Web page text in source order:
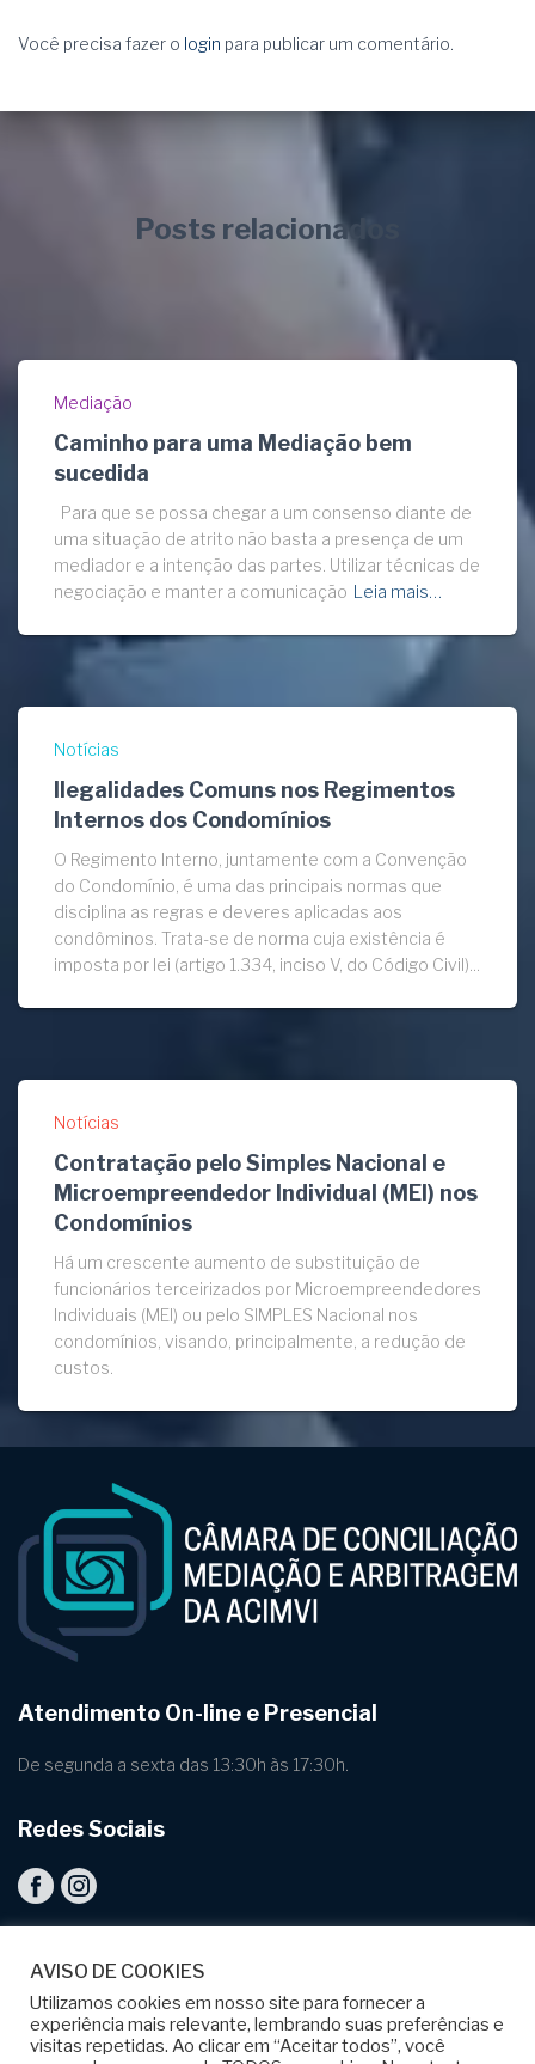
Você precisa fazer o login para publicar um comentário.
Posts relacionados
Mediação
Caminho para uma Mediação bem
sucedida
Para que se possa chegar a um consenso diante de
uma situação de atrito não basta a presença de um
mediador e a intenção das partes. Utilizar técnicas de
negociação e manter a comunicação Leia mais…
Notícias
Ilegalidades Comuns nos Regimentos
Internos dos Condomínios
O Regimento Interno, juntamente com a Convenção
do Condomínio, é uma das principais normas que
disciplina as regras e deveres aplicadas aos
condôminos. Trata-se de norma cuja existência é
imposta por lei (artigo 1.334, inciso V, do Código Civil)...
Notícias
Contratação pelo Simples Nacional e
Microempreendedor Individual (MEI) nos
Condomínios
Há um crescente aumento de substituição de
funcionários terceirizados por Microempreendedores
Individuais (MEI) ou pelo SIMPLES Nacional nos
condomínios, visando, principalmente, a redução de
custos.
Atendimento On-line e Presencial
De segunda a sexta das 13:30h às 17:30h.
Redes Sociais
INÍCIO SERVIÇOS PROFISSIONAIS BLOG
AVISO DE COOKIES
Utilizamos cookies em nosso site para fornecer a
experiência mais relevante, lembrando suas preferências e
visitas repetidas. Ao clicar em “Aceitar todos”, você